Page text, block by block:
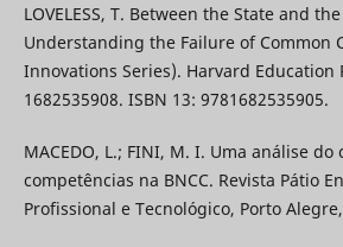
LOVELESS, T. Between the State and
Understanding the Failure of Common
Innovations Series). Harvard Education
1682535908. ISBN 13: 9781682535905.
MACEDO, L.; FINI, M. I. Uma análise do
competências na BNCC. Revista Pátio
Profissional e Tecnológico, Porto